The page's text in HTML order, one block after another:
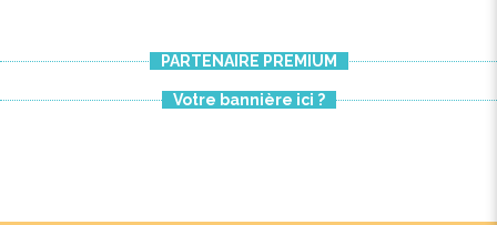
PARTENAIRE PREMIUM
Votre bannière ici ?